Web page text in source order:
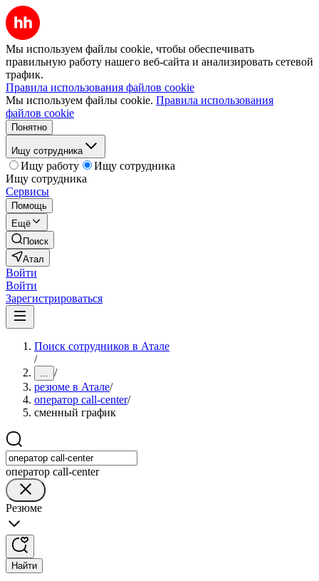
Мы используем файлы cookie, чтобы обеспечивать
правильную работу нашего веб-сайта и анализировать сетевой
трафик.
Правила использования файлов cookie
Мы используем файлы cookie. Правила использования
файлов cookie
Понятно
Ищу сотрудника
Ищу работу
Ищу сотрудника
Ищу сотрудника
Сервисы
Помощь
Ещё
Поиск
Атал
Войти
Войти
Зарегистрироваться
Поиск сотрудников в Атале
/
... /
резюме в Атале/
оператор call-center/
сменный график
оператор call-center
Резюме
Найти